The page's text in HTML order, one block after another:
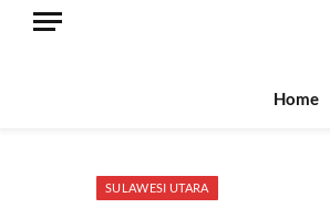
Home
SULAWESI UTARA